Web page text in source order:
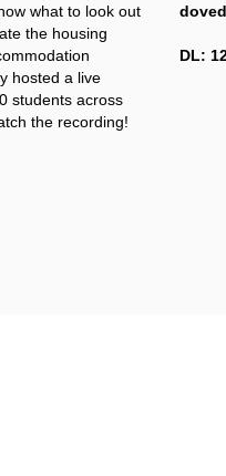
what to look out
the housing
hosted a live
students across
the recording!
DL: